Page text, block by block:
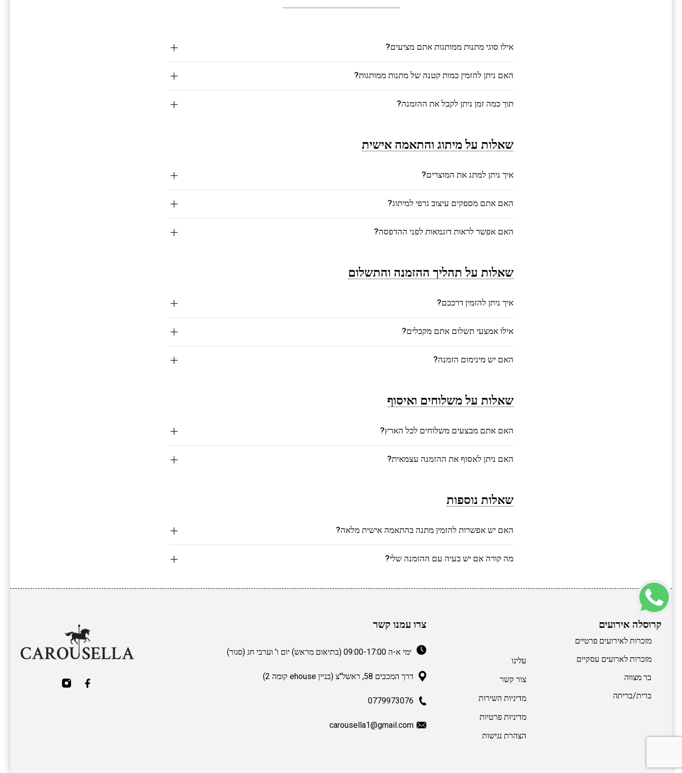
אילו סוגי מתנות ממותגות אתם מציעים?
האם ניתן להזמין כמות קטנה של מתנות ממותגות?
תוך כמה זמן ניתן לקבל את ההזמנה?
שאלות על מיתוג והתאמה אישית
איך ניתן למתג את המוצרים?
האם אתם מספקים עיצוב גרפי למיתוג?
האם אפשר לראות דוגמאות לפני ההדפסה?
שאלות על תהליך ההזמנה והתשלום
איך ניתן להזמין דרככם?
אילו אמצעי תשלום אתם מקבלים?
האם יש מינימום הזמנה?
שאלות על משלוחים ואיסוף
האם אתם מבצעים משלוחים לכל הארץ?
האם ניתן לאסוף את ההזמנה עצמאית?
שאלות נוספות
האם יש אפשרות להזמין מתנה בהתאמה אישית מלאה?
מה קורה אם יש בעיה עם ההזמנה שלי?
קרוסלה אירועים
מזכרות לאירועים פרטיים
מזכרות לארועים עסקיים
בר מצווה
ברית/בריתה
עלינו
צור קשר
מדיניות השירות
מדיניות פרטיות
הצהרת נגישות
צרו עמנו קשר
ימי א-ה 09:00-17:00 (בתיאום מראש) יום ו' וערבי חג (סגור)
דרך המכבים 58, ראשל"צ (בניין ehouse קומה 2)
0779973076
carousella1@gmail.com